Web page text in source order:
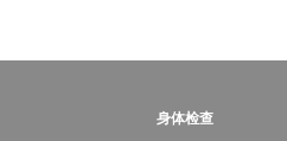
身体检查